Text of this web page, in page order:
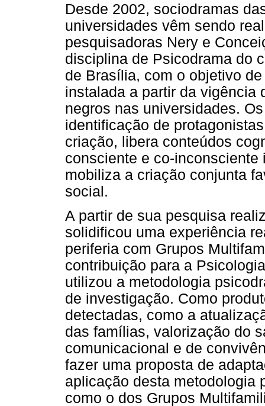
Desde 2002, sociodramas
universidades vêm sendo
pesquisadoras Nery e
disciplina de Psicodrama do
de Brasília, com o objetivo
instalada a partir da vigência
negros nas universidades.
identificação de
criação, libera conteúdos
consciente e co-
mobiliza a criação conjunta
social.
A partir de sua pesquisa
solidificou uma experiência
periferia com Grupos
contribuição para a
utilizou a metodologia
de investigação. Como
detectadas, como a
das famílias, valorização do
comunicacional e de
fazer uma proposta de
aplicação desta metodologia
como o dos Grupos